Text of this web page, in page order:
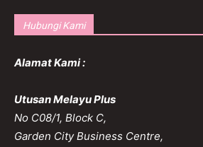
Hubungi Kami
Alamat Kami :
Utusan Melayu Plus
No C08/1, Block C,
Garden City Business Centre,